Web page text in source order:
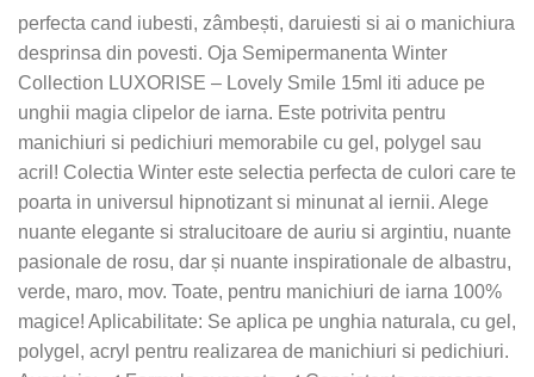
perfecta cand iubesti, zâmbești, daruiesti si ai o manichiura
desprinsa din povesti. Oja Semipermanenta Winter
Collection LUXORISE – Lovely Smile 15ml iti aduce pe
unghii magia clipelor de iarna. Este potrivita pentru
manichiuri si pedichiuri memorabile cu gel, polygel sau
acril! Colectia Winter este selectia perfecta de culori care te
poarta in universul hipnotizant si minunat al iernii. Alege
nuante elegante si stralucitoare de auriu si argintiu, nuante
pasionale de rosu, dar și nuante inspirationale de albastru,
verde, maro, mov. Toate, pentru manichiuri de iarna 100%
magice! Aplicabilitate: Se aplica pe unghia naturala, cu gel,
polygel, acryl pentru realizarea de manichiuri si pedichiuri.